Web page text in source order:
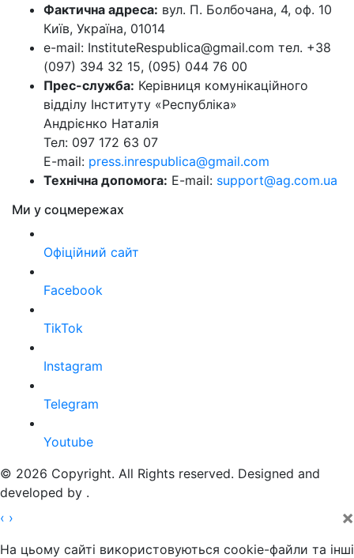
Фактична адреса: вул. П. Болбочана, 4, оф. 10
Київ, Україна, 01014
e-mail: InstituteRespublica@gmail.com тел. +38
(097) 394 32 15, (095) 044 76 00
Прес-служба: Керівниця комунікаційного
відділу Інституту «Республіка»
Андрієнко Наталія
Тел: 097 172 63 07
E-mail: press.inrespublica@gmail.com
Технічна допомога: E-mail: support@ag.com.ua
Ми у соцмережах
Офіційний сайт
Facebook
TikTok
Instagram
Telegram
Youtube
© 2026 Copyright. All Rights reserved. Designed and
developed by .
‹ › ×
На цьому сайті використовуються cookie-файли та інші